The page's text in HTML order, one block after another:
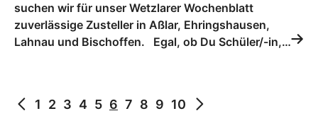
suchen wir für unser Wetzlarer Wochenblatt
zuverlässige Zusteller in Aßlar, Ehringshausen,
Lahnau und Bischoffen. Egal, ob Du Schüler/-in,…
1 2 3 4 5 6 7 8 9 10